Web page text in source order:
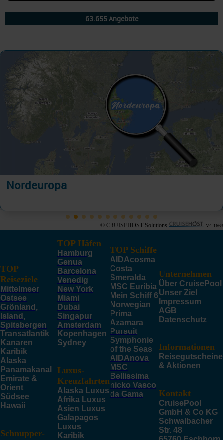
Nordeuropa
© CRUISEHOST Solutions V4.1663
TOP
Reiseziele
Mittelmeer
Ostsee
Grönland,
Island,
Spitsbergen
Transatlantik
Kanaren
Karibik
Alaska
Panamakanal
Emirate &
Orient
Südsee
Hawaii
Schnupper-
TOP Häfen
Hamburg
Genua
Barcelona
Venedig
New York
Miami
Dubai
Singapur
Amsterdam
Kopenhagen
Sydney
Luxus-
Kreuzfahrten
Alaska Luxus
Afrika Luxus
Asien Luxus
Galapagos
Luxus
Karibik
TOP Schiffe
AIDAcosma
Costa
Smeralda
MSC Euribia
Mein Schiff 6
Norwegian
Prima
Azamara
Pursuit
Symphonie
of the Seas
AIDAnova
MSC
Bellissima
nicko Vasco
da Gama
Unternehmen
Über CruisePool
Unser Ziel
Impressum
AGB
Datenschutz
Informationen
Reisegutscheine
& Aktionen
Kontakt
CruisePool
GmbH & Co KG
Schwalbacher
Str. 48